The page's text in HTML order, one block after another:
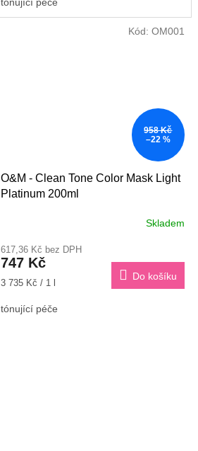
tónující péče
958 Kč
–22 %
O&M - Clean Tone Color Mask Light
Platinum 200ml
Skladem
617,36 Kč bez DPH
747 Kč
Měrná
3 735 Kč / 1 l
Do košíku
tónující péče
Kód: OM001